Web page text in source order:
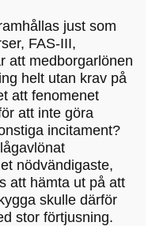
just som
FAS-III,
att medborgarlönen
helt utan krav på
att fenomenet
att inte göra
incitament?
nödvändigaste,
att hämta ut på att
skulle därför
stor förtjusning.